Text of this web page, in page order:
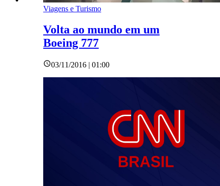
Viagens e Turismo
Volta ao mundo em um
Boeing 777
03/11/2016 | 01:00